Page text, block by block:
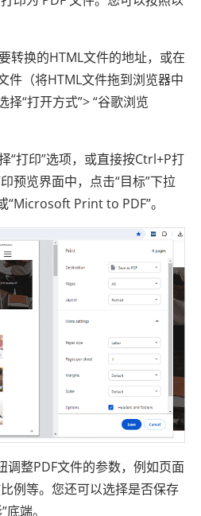
转换的HTML文件的地址，或在
件（将HTML文件拖到浏览器中
“打开方式”> “谷歌浏览
“打印”选项，或直接按Ctrl+P打
预览界面中，点击“目标”下拉
“Microsoft Print to PDF”。
调整PDF文件的参数，例如页面
例等。您还可以选择是否保存
端。